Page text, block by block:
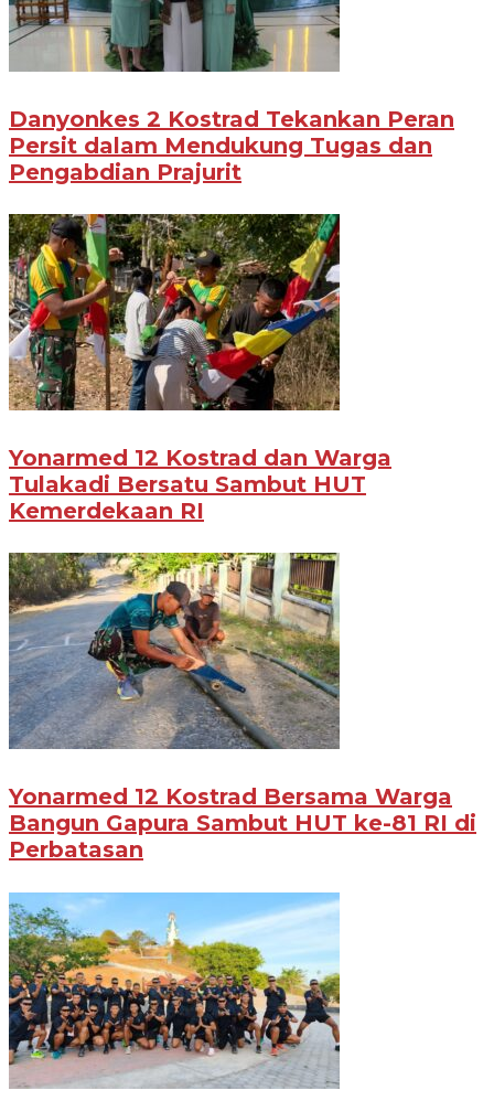
Danyonkes 2 Kostrad Tekankan Peran
Persit dalam Mendukung Tugas dan
Pengabdian Prajurit
Yonarmed 12 Kostrad dan Warga
Tulakadi Bersatu Sambut HUT
Kemerdekaan RI
Yonarmed 12 Kostrad Bersama Warga
Bangun Gapura Sambut HUT ke-81 RI di
Perbatasan